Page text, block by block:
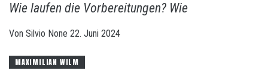
Wie laufen die Vorbereitungen? Wie
Von Silvio None 22. Juni 2024
MAXIMILIAN WILM